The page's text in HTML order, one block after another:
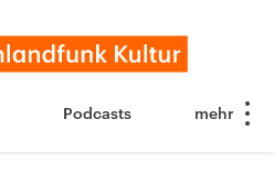
Podcasts